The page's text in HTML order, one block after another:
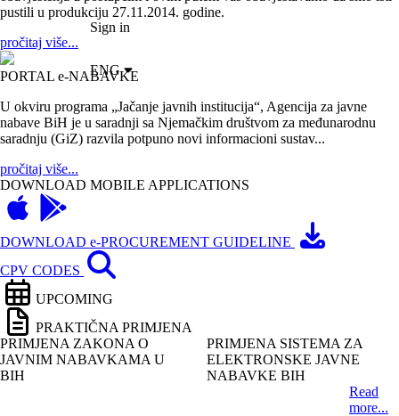
pustili u produkciju 27.11.2014. godine.
pročitaj više...
PORTAL e-NABAVKE
U okviru programa „Jačanje javnih institucija“, Agencija za javne
nabave BiH je u saradnji sa Njemačkim društvom za međunarodnu
saradnju (GiZ) razvila potpuno novi informacioni sustav...
pročitaj više...
DOWNLOAD MOBILE APPLICATIONS
DOWNLOAD e-PROCUREMENT GUIDELINE
CPV CODES
UPCOMING
PRAKTIČNA PRIMJENA
PRIMJENA ZAKONA O
JAVNIM NABAVKAMA U
BIH
PRIMJENA SISTEMA ZA
ELEKTRONSKE JAVNE
NABAVKE BIH
Read
more...
Sign in
ENG